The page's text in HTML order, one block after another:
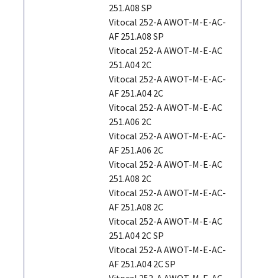
251.A08 SP
Vitocal 252-A AWOT-M-E-AC-
AF 251.A08 SP
Vitocal 252-A AWOT-M-E-AC
251.A04 2C
Vitocal 252-A AWOT-M-E-AC-
AF 251.A04 2C
Vitocal 252-A AWOT-M-E-AC
251.A06 2C
Vitocal 252-A AWOT-M-E-AC-
AF 251.A06 2C
Vitocal 252-A AWOT-M-E-AC
251.A08 2C
Vitocal 252-A AWOT-M-E-AC-
AF 251.A08 2C
Vitocal 252-A AWOT-M-E-AC
251.A04 2C SP
Vitocal 252-A AWOT-M-E-AC-
AF 251.A04 2C SP